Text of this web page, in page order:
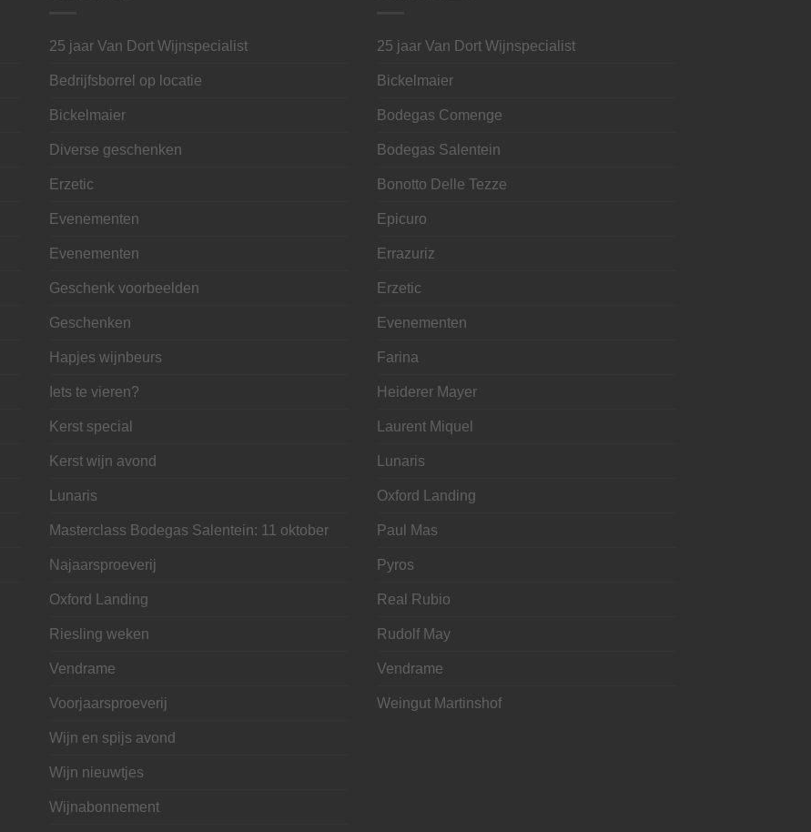
25 jaar Van Dort Wijnspecialist
Bedrijfsborrel op locatie
Bickelmaier
Diverse geschenken
Erzetic
Evenementen
Evenementen
Geschenk voorbeelden
Geschenken
Hapjes wijnbeurs
Iets te vieren?
Kerst special
Kerst wijn avond
Lunaris
Masterclass Bodegas Salentein: 11 oktober
Najaarsproeverij
Oxford Landing
Riesling weken
Vendrame
Voorjaarsproeverij
Wijn en spijs avond
Wijn nieuwtjes
Wijnabonnement
25 jaar Van Dort Wijnspecialist
Bickelmaier
Bodegas Comenge
Bodegas Salentein
Bonotto Delle Tezze
Epicuro
Errazuriz
Erzetic
Evenementen
Farina
Heiderer Mayer
Laurent Miquel
Lunaris
Oxford Landing
Paul Mas
Pyros
Real Rubio
Rudolf May
Vendrame
Weingut Martinshof